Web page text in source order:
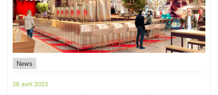
News
28 avril 2023